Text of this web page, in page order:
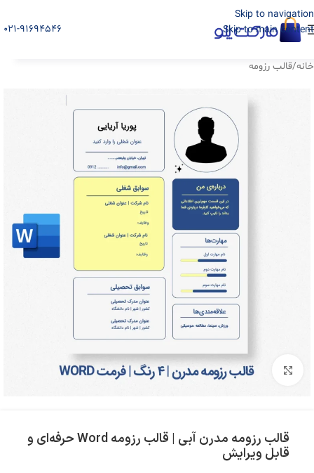
Skip to navigation
Skip to main content
021-91694546
خانه/قالب رزومه
بزرگنمایی تصویر
قالب رزومه مدرن آبی | قالب رزومه Word حرفه‌ای و
قابل ویرایش